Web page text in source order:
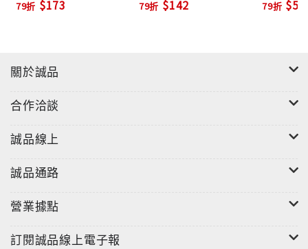
79折 $173 79折 $142 79折
關於誠品
合作洽談
誠品線上
誠品通路
營業據點
訂閱誠品線上電子報